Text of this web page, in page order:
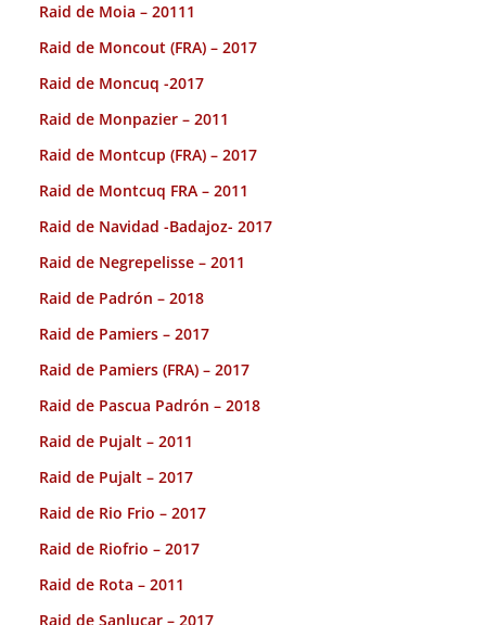
Raid de Moia – 20111
Raid de Moncout (FRA) – 2017
Raid de Moncuq -2017
Raid de Monpazier – 2011
Raid de Montcup (FRA) – 2017
Raid de Montcuq FRA – 2011
Raid de Navidad -Badajoz- 2017
Raid de Negrepelisse – 2011
Raid de Padrón – 2018
Raid de Pamiers – 2017
Raid de Pamiers (FRA) – 2017
Raid de Pascua Padrón – 2018
Raid de Pujalt – 2011
Raid de Pujalt – 2017
Raid de Rio Frio – 2017
Raid de Riofrio – 2017
Raid de Rota – 2011
Raid de Sanlucar – 2017